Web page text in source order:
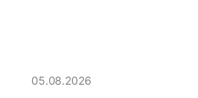
05.08.2026